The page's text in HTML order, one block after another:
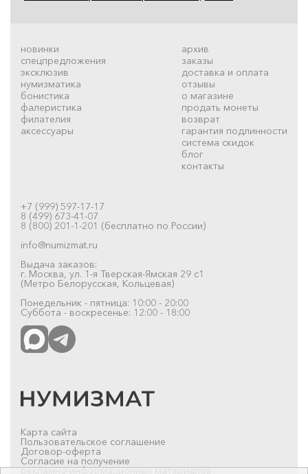
новинки
спецпредложения
эксклюзив
нумизматика
бонистика
фалеристика
филателия
аксессуары
архив
заказы
доставка и оплата
отзывы
о магазине
продать монеты
возврат
гарантия подлинности
система скидок
блог
контакты
+7 (999) 597-17-17
8 (499) 673-41-07
8 (800) 201-1-201 (бесплатно по России)
info@numizmat.ru
Выдача заказов:
г. Москва, ул. 1-я Тверская-Ямская 29 с1
(Метро Белорусская, Кольцевая)
Понедельник - пятница: 10:00 - 20:00
Суббота - воскресенье: 12:00 - 18:00
Карта сайта
Пользовательское соглашение
Договор-оферта
Согласие на получение
рекламно-информационных материалов